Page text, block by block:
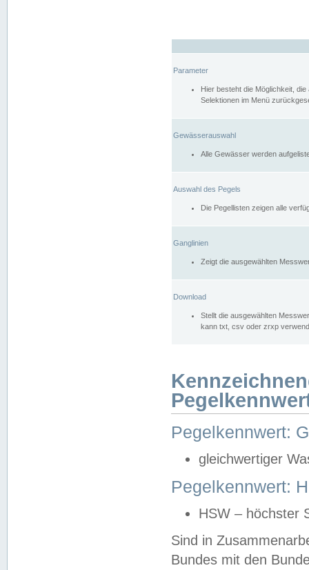
Parameter
Hier besteht die Möglichkeit,
Selektionen im Menü
Gewässerauswahl
Alle Gewässer werden
Auswahl des Pegels
Die Pegellisten zeigen alle
Ganglinien
Zeigt die ausgewählten
Download
Stellt die ausgewählten
kann txt, csv oder zrxp
Pegelkennwert:
gleichwertiger
Pegelkennwert:
HSW – höchster
Sind in
Bundes mit den